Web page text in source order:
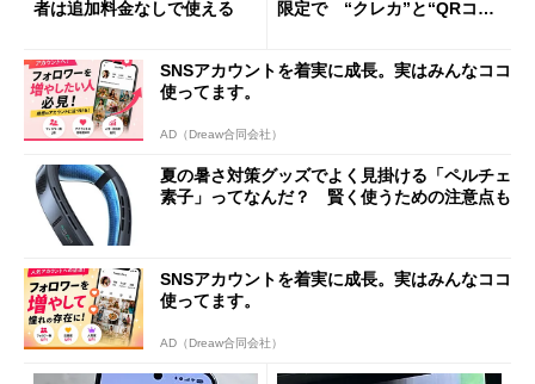
者は追加料金なしで使える
限定で “クレカ”と“QRコー
SNSアカウントを着実に成長。実はみんなココ
使ってます。
AD（Dreaw合同会社）
夏の暑さ対策グッズでよく見掛ける「ペルチェ
素子」ってなんだ？ 賢く使うための注意点も
SNSアカウントを着実に成長。実はみんなココ
使ってます。
AD（Dreaw合同会社）